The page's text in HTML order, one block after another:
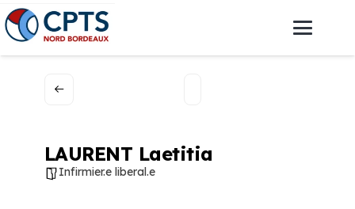
LAURENT Laetitia
Infirmier.e liberal.e